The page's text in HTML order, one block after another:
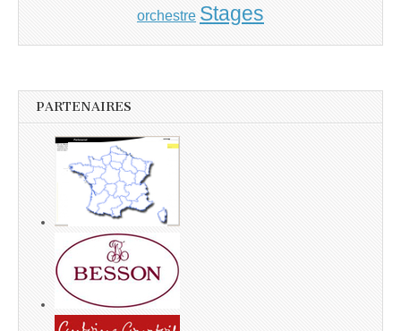
orchestre Stages
PARTENAIRES